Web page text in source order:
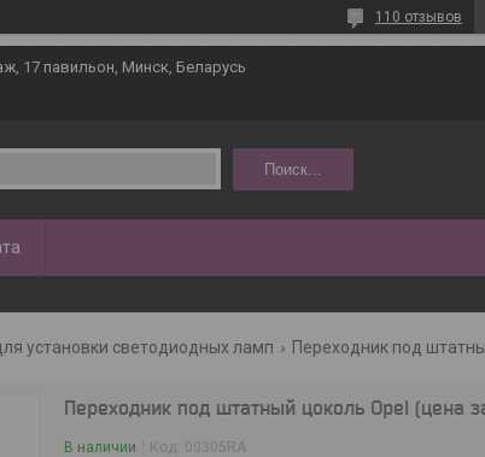
110 отзывов
17 павильон, Минск, Беларусь
Поиск...
установки светодиодных ламп
Переходник под штатный цоколь Opel (цена
В наличии Код: 00305RA